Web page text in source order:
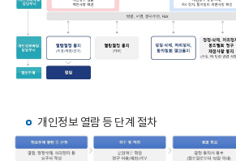
개인정보 열람 등 단계 절차